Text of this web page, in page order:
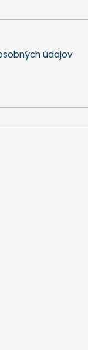
údajov